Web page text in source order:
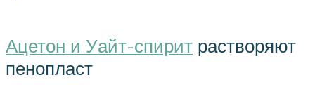
Ацетон и Уайт-спирит растворяют
пенопласт